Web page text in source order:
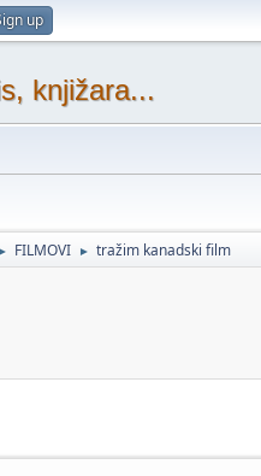
up
knjižara...
► FILMOVI ► tražim kanadski film